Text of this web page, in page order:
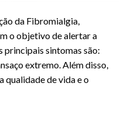
da Fibromialgia,
o objetivo de alertar a
principais sintomas são:
extremo. Além disso,
qualidade de vida e o